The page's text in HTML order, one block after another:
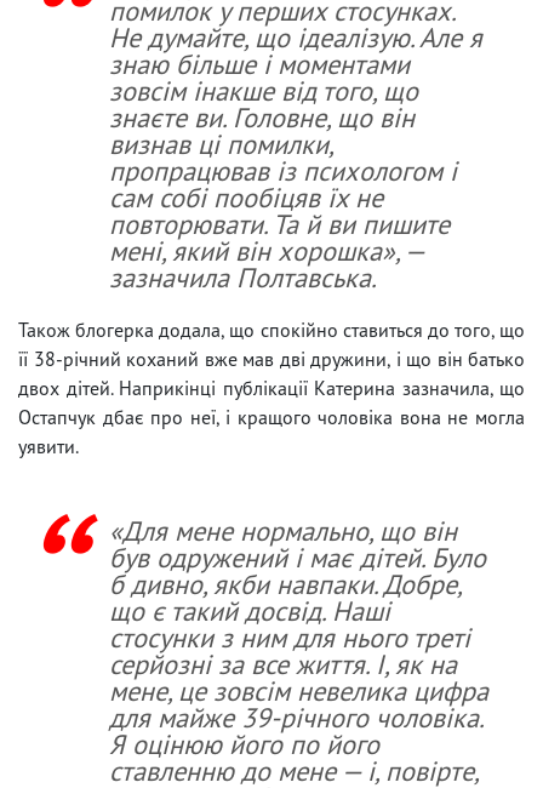
помилок у перших стосунках.
Не думайте, що ідеалізую. Але я
знаю більше і моментами
зовсім інакше від того, що
знаєте ви. Головне, що він
визнав ці помилки,
пропрацював із психологом і
сам собі пообіцяв їх не
повторювати. Та й ви пишите
мені, який він хорошка», —
зазначила Полтавська.
Також блогерка додала, що спокійно ставиться до того, що
її 38-річний коханий вже мав дві дружини, і що він батько
двох дітей. Наприкінці публікації Катерина зазначила, що
Остапчук дбає про неї, і кращого чоловіка вона не могла
уявити.
«Для мене нормально, що він
був одружений і має дітей. Було
б дивно, якби навпаки. Добре,
що є такий досвід. Наші
стосунки з ним для нього треті
серйозні за все життя. І, як на
мене, це зовсім невелика цифра
для майже 39-річного чоловіка.
Я оцінюю його по його
ставленню до мене — і, повірте,